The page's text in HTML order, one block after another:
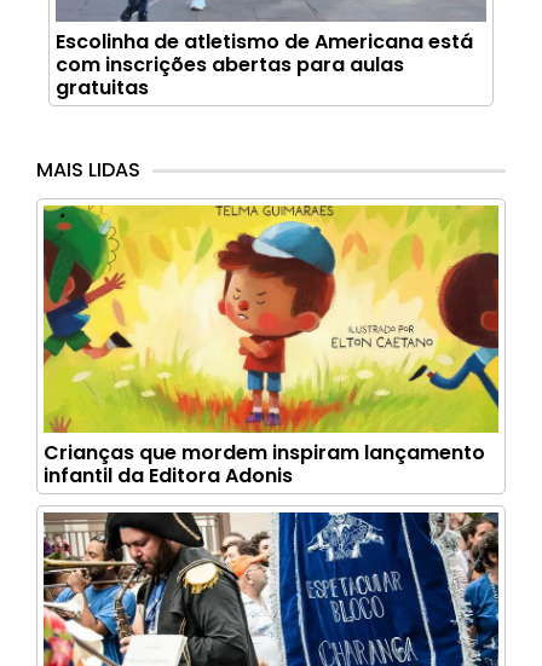
Escolinha de atletismo de Americana está
com inscrições abertas para aulas
gratuitas
MAIS LIDAS
Crianças que mordem inspiram lançamento
infantil da Editora Adonis